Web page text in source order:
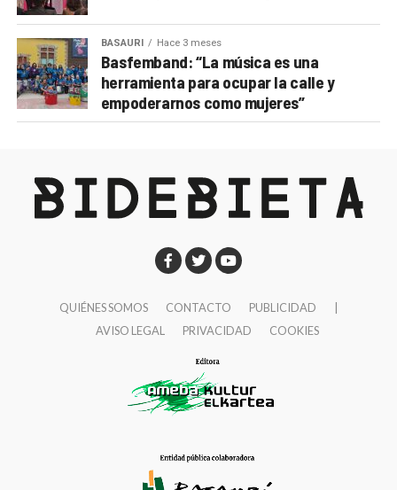
BASAURI Hace 3 meses
Basfemband: “La música es una
herramienta para ocupar la calle y
empoderarnos como mujeres”
QUIÉNES SOMOS CONTACTO PUBLICIDAD
AVISO LEGAL
PRIVACIDAD COOKIES